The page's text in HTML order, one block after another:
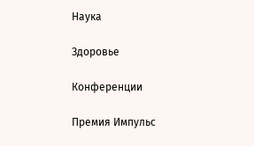
Наука
Здоровье
Конференции
Премия Импульс